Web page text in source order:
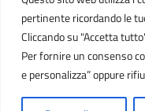
pertinente ricordando le
Cliccando su "Accetta
Per fornire un consenso
e personalizza” oppure